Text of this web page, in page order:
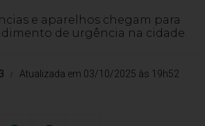
e aparelhos chegam para
de urgência na cidade.
Atualizada em 03/10/2025 às 19h52